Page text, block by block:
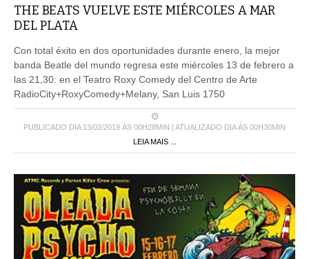
THE BEATS VUELVE ESTE MIÉRCOLES A MAR
DEL PLATA
Con total éxito en dos oportunidades durante enero, la mejor
banda Beatle del mundo regresa este miércoles 13 de febrero a
las 21,30: en el Teatro Roxy Comedy del Centro de Arte
RadioCity+RoxyComedy+Melany, San Luis 1750
PUBLICADO DIA 13/02/2019 ÀS 00H28MIN | ATUALIZADO DIA ÀS 00H30MIN
LEIA MAIS ...